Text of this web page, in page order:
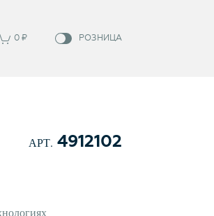
0 ₽ РОЗНИЦА
АРТ. 4912102